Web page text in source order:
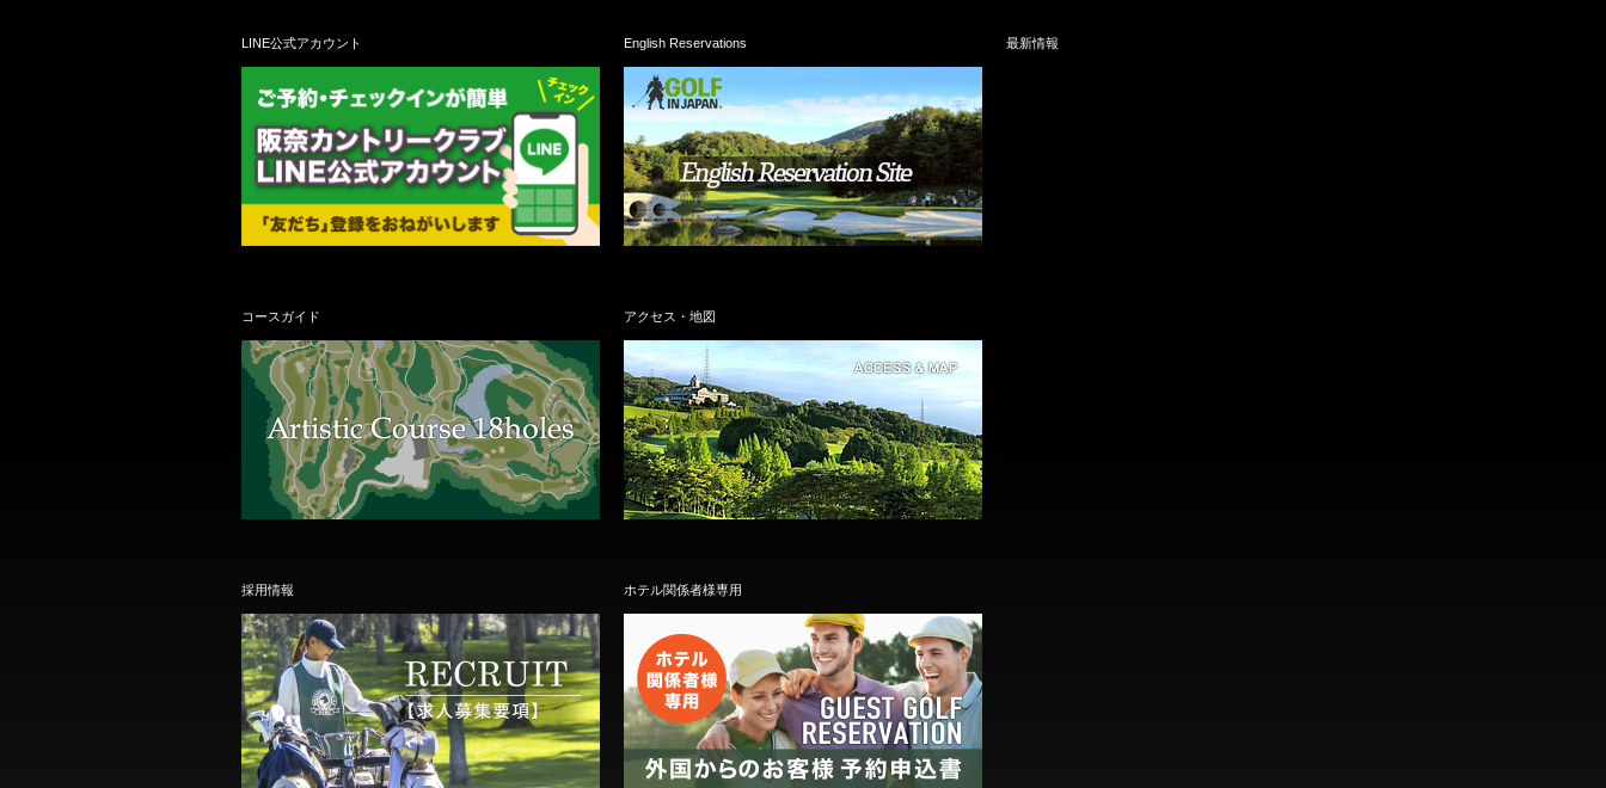
LINE公式アカウント English Reservations
コースガイド アクセス・地図
採用情報 ホテル関係者様専用
最新情報